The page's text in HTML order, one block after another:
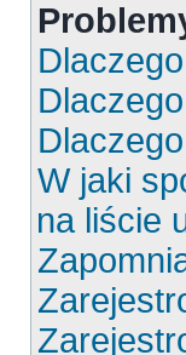
W jaki
na liście